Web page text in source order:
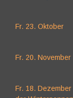
Fr. 23. Oktober
Fr. 20. November
Fr. 18.